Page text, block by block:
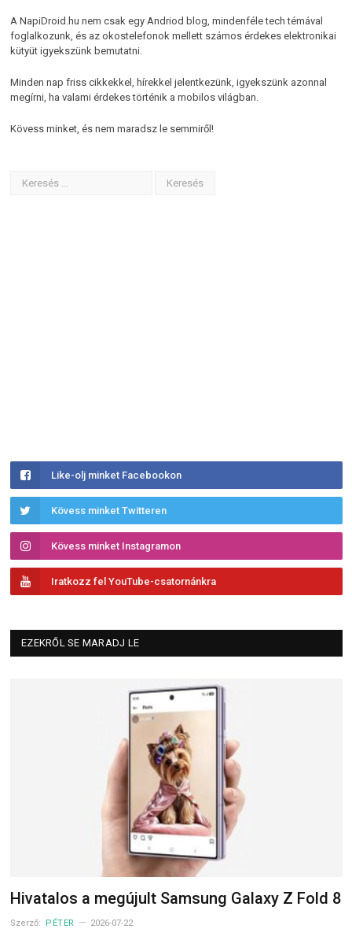
A NapiDroid.hu nem csak egy Andriod blog, mindenféle tech témával
foglalkozunk, és az okostelefonok mellett számos érdekes elektronikai
kütyüt igyekszünk bemutatni.
Minden nap friss cikkekkel, hírekkel jelentkezünk, igyekszünk azonnal
megírni, ha valami érdekes történik a mobilos világban.
Kövess minket, és nem maradsz le semmiről!
Like-olj minket Facebookon
Kövess minket Twitteren
Kövess minket Instagramon
Iratkozz fel YouTube-csatornánkra
EZEKRŐL SE MARADJ LE
Hivatalos a megújult Samsung Galaxy Z Fold 8
Szerző: PÉTER 2026-07-22